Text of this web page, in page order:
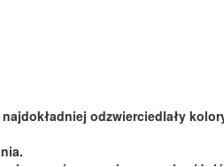
odzwierciedlały